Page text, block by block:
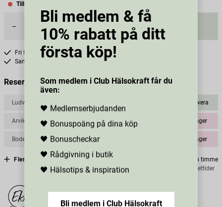
Tillfälligt slut
– Ej i lager
Fri frakt över 299 kr
1-3 dagars leverans
Samma pris i butik & online
Reservera och hämta i butik
Ludvika Reservera
Arvika Ej i lager
Boden Ej i lager
Fler butiker
Kan hämtas om en timme
Inom butikens öppettider
Bli medlem & få
10% rabatt på ditt
första köp!
Som medlem i Club Hälsokraft får du
även:
🖤 Medlemserbjudanden
🖤 Bonuspoäng på dina köp
🖤 Bonuscheckar
🖤 Rådgivning i butik
🖤 Hälsotips & inspiration
Bli medlem i Club Hälsokraft